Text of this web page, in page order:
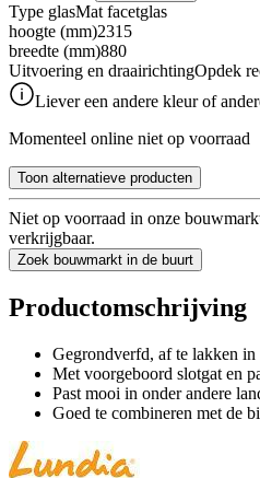
Type glasMat facetglas
hoogte (mm)2315
breedte (mm)880
Uitvoering en draairichtingOpdek
Liever een andere kleur of
Momenteel online niet op voorraad
Toon alternatieve producten
Niet op voorraad in onze
verkrijgbaar.
Zoek bouwmarkt in de buurt
Productomschrijving
Gegrondverfd, af te lakken in
Met voorgeboord slotgat en
Past mooi in onder andere
Goed te combineren met de